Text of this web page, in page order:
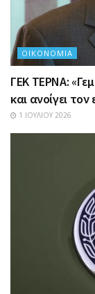
ΟΙΚΟΝΟΜΊΑ
ΓΕΚ ΤΕΡΝΑ:
και ανοίγει
1 ΙΟΥΛΊΟΥ 2026